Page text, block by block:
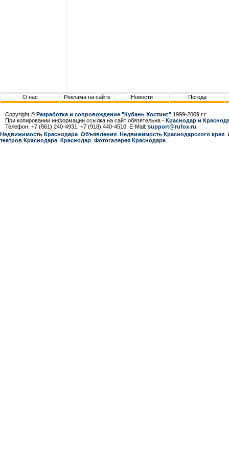
О нас Реклама на сайте Новости Погода
Copyright © Разработка и сопровождение "Кубань Хостинг" 1999-2009 г.г.
При копировании информации ссылка на сайт обязятельна - Краснодар и
Телефон: +7 (861) 240-4931, +7 (918) 440-4510. E-Mail: support@rufox.ru
Недвижимость Краснодара Объявления Недвижимость Краснодарcкого края
театров Краснодара Краснодар Фотогалерея Краснодара